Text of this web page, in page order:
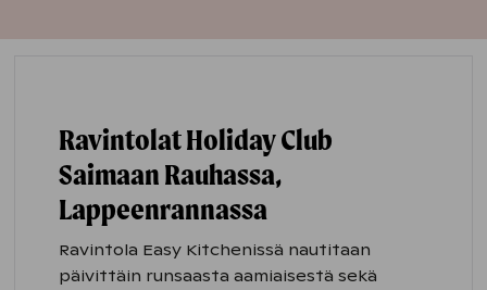
Ravintolat Holiday Club
Saimaan Rauhassa,
Lappeenrannassa
Ravintola Easy Kitchenissä nautitaan
päivittäin runsaasta aamiaisestä sekä